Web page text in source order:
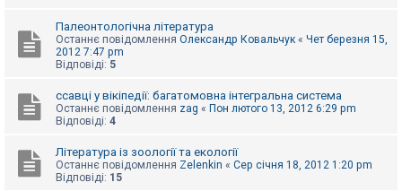
Палеонтологічна література
Останнє повідомлення Олександр Ковальчук « Чет березня 15,
2012 7:47 pm
Відповіді: 5
ссавці у вікіпедії: багатомовна інтегральна система
Останнє повідомлення zag « Пон лютого 13, 2012 6:29 pm
Відповіді: 4
Література із зоології та екології
Останнє повідомлення Zelenkin « Сер січня 18, 2012 1:20 pm
Відповіді: 15